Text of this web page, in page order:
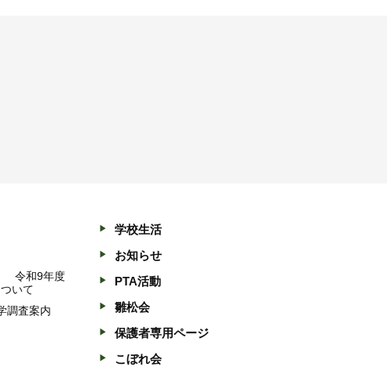
令和9年度
いて
調査案内
学校生活
お知らせ
PTA活動
雛松会
保護者専用ページ
こぼれ会